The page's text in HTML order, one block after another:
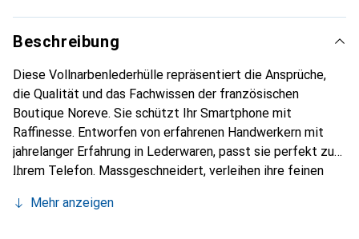
Beschreibung
Diese Vollnarbenlederhülle repräsentiert die Ansprüche,
die Qualität und das Fachwissen der französischen
Boutique Noreve. Sie schützt Ihr Smartphone mit
Raffinesse. Entworfen von erfahrenen Handwerkern mit
jahrelanger Erfahrung in Lederwaren, passt sie perfekt zu
Ihrem Telefon. Massgeschneidert, verleihen ihre feinen
und unverzichtbaren Accessoire für Ihr Smartphone.
Mehr anzeigen